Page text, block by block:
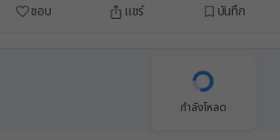
ชอบ แชร์ บันทึก
กำลังโหลด